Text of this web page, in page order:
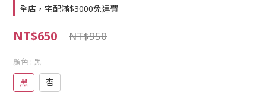
全店，宅配滿$3000免運費
NT$650 NT$950
顏色 : 黑
黑 杏